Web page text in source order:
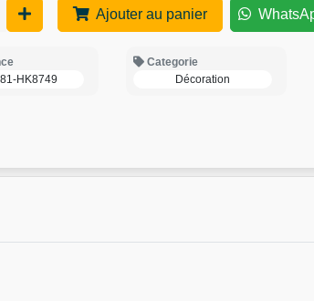
Ajouter au panier
HK8749
Categorie
Décoration